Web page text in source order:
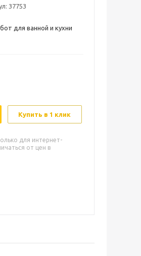
37753
для ванной и кухни
Купить в 1 клик
для интернет-
от цен в